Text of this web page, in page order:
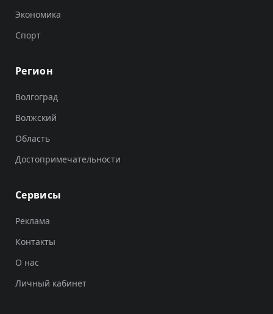
Экономика
Спорт
Регион
Волгоград
Волжский
Область
Достопримечательности
Сервисы
Реклама
Контакты
О нас
Личный кабинет